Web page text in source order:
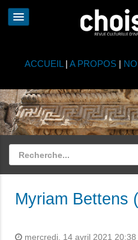
ACCUEIL | A PROPOS|
Myriam Bettens
mercredi, 14 avril 2021 20:38